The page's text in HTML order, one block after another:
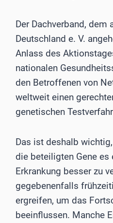
Der Dachverband, dem
Deutschland e. V.
Anlass des
nationalen
den Betroffenen von
weltweit einen
genetischen
Das ist deshalb
die beteiligten Gene es
Erkrankung besser zu
gegebenenfalls
ergreifen, um das
beeinflussen. Manche